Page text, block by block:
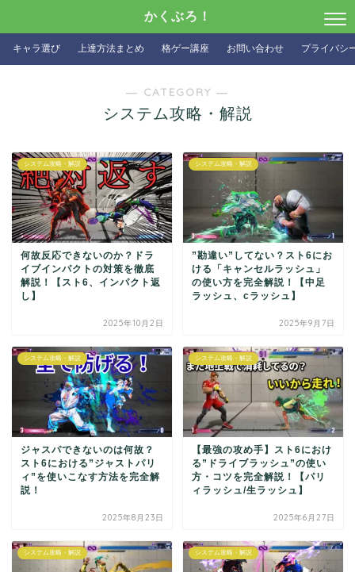
かくぶろ！
キャラ選び 上達方法まとめ 格ゲー講座 お問い合わせ プライバシ
― CATEGORY ―
システム攻略・解説
システム攻略・解説
何故反応できないのか？ドラ
イブインパクトの対策を徹底
解説！【スト6、インパクト返
し】
2025年10月2日
システム攻略・解説
”勘違い”してない？スト6にお
ける「キャンセルラッシュ」
の使い方を完全解説！【中足
ラッシュ、cラッシュ】
2025年9月7日
システム攻略・解説
ジャスパできないのは何故？
スト6における”ジャストパリ
ィ”を使いこなす方法を完全解
説！
2025年8月23日
システム攻略・解説
【最強の攻め手】スト6におけ
る”ドライブラッシュ”の使い
方・コツを完全解説！【パリ
ィラッシュ/生ラッシュ】
2025年6月27日
システム攻略・解説 システム攻略・解説